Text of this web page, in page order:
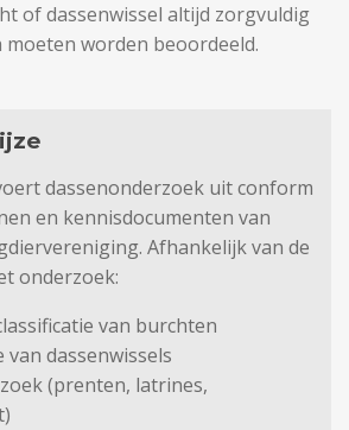
of dassenwissel altijd zorgvuldig
moeten worden beoordeeld.
dassenonderzoek uit conform
en kennisdocumenten van
Afhankelijk van de
onderzoek:
van burchten
dassenwissels
(prenten, latrines,